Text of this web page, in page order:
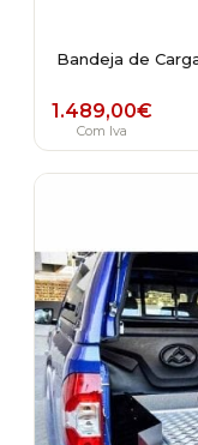
Bandeja de
1.489,00€
Com Iva